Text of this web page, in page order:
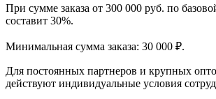
При сумме заказа от 300 000 руб. по
составит 30%.
Минимальная сумма заказа: 30 000 ₽.
Для постоянных партнеров и крупных
действуют индивидуальные условия